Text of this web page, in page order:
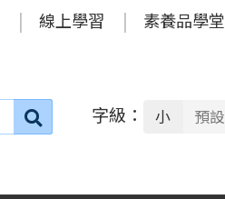
線上學習 素養品學堂
搜
字級： 小 預設